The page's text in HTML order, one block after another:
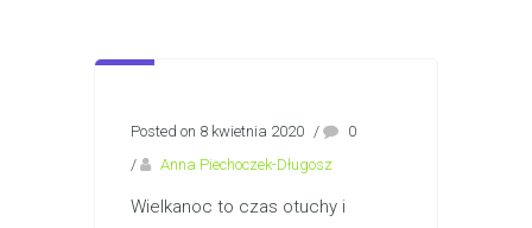
Posted on 8 kwietnia 2020 /
0
/
Anna Piechoczek-Długosz
Wielkanoc to czas otuchy i